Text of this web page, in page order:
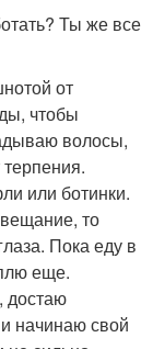
Ты же все
от
чтобы
волосы,
или ботинки.
то
Пока еду в
еще.
достаю
начинаю свой